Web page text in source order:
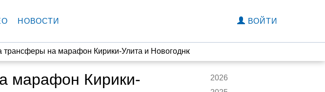
НОВОСТИ ВОЙТИ
трансферы на марафон Кирики-Улита и Новогоднюю гонку в Вожеге
2026
марафон Кирики-